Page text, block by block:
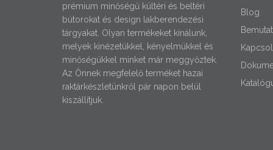
prémium minőségű kültéri és beltéri
bútorokat és design lakberendezési
tárgyakat. Olyan termékeket kínálunk,
melyek kinézetükkel, kényelmükkel és
minőségükkel minket már meggyőztek.
Az Önnek megfelelő terméket hazai
raktárkészletünkről pár napon belül
kiszállítjuk.
Blog